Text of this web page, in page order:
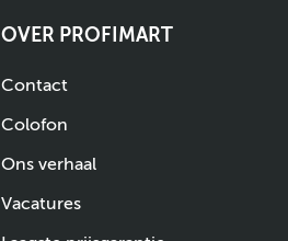
OVER PROFIMART
Contact
Colofon
Ons verhaal
Vacatures